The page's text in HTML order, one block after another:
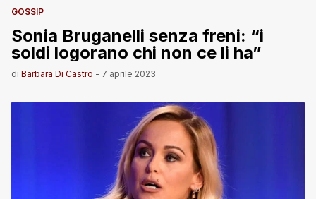
GOSSIP
Sonia Bruganelli senza freni: “i
soldi logorano chi non ce li ha”
di Barbara Di Castro - 7 aprile 2023